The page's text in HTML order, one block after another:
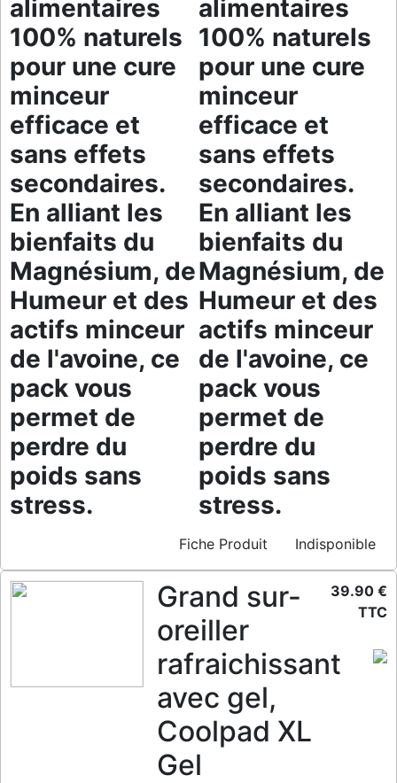
alimentaires
100% naturels
pour une cure
minceur
efficace et
sans effets
secondaires.
En alliant les
bienfaits du
Magnésium, de
Humeur et des
actifs minceur
de l'avoine, ce
pack vous
permet de
perdre du
poids sans
stress.
alimentaires
100% naturels
pour une cure
minceur
efficace et
sans effets
secondaires.
En alliant les
bienfaits du
Magnésium, de
Humeur et des
actifs minceur
de l'avoine, ce
pack vous
permet de
perdre du
poids sans
stress.
Fiche Produit Indisponible
Grand sur-
oreiller
rafraichissant
avec gel,
Coolpad XL
Gel
39.90 €
TTC